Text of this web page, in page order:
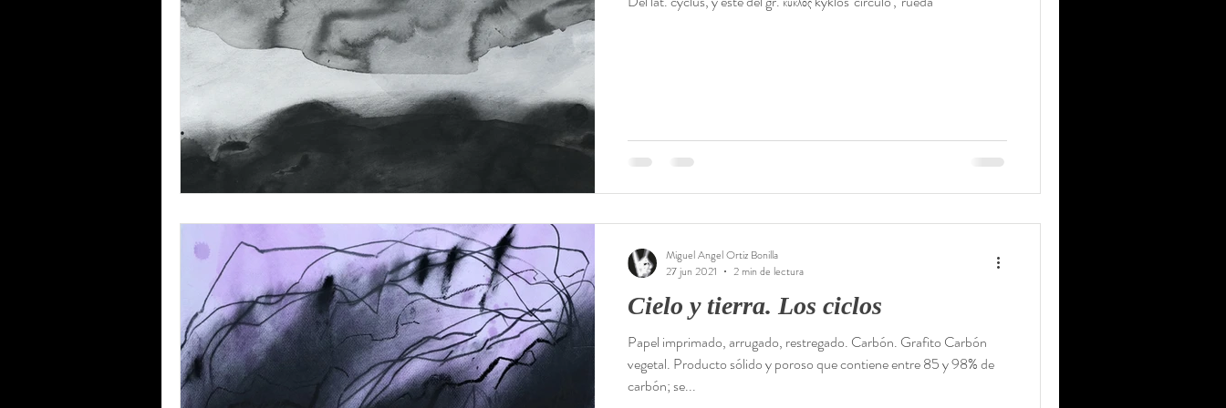
Tinta Pastel Temple Mixta
Cielo y tierra. Los ciclos
Papel imprimado, arrugado, restregado. Carbón. Grafito Carbón
vegetal. Producto sólido y poroso que contiene entre 85 y 98% de
carbón; se...
Miguel Angel Ortiz Bonilla
27 jun 2021
2 min de lectura